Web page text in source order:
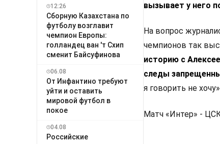
12:26
Сборную Казахстана по
футболу возглавит
чемпион Европы:
голландец ван 'т Схип
сменит Байсуфинова
06.08
От Инфантино требуют
уйти и оставить
мировой футбол в
покое
04.08
Российские
вызывает у него
На вопрос
чемпионов так
историю с
следы
я говорить не
Матч «Интер» -